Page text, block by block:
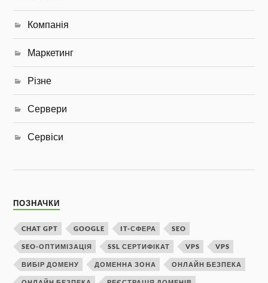
Компанія
Маркетинг
Різне
Сервери
Сервіси
ПОЗНАЧКИ
CHAT GPT GOOGLE IT-СФЕРА SEO
SEO-ОПТИМІЗАЦІЯ SSL СЕРТИФІКАТ VPS VPS
ВИБІР ДОМЕНУ ДОМЕННА ЗОНА ОНЛАЙН БЕЗПЕКА